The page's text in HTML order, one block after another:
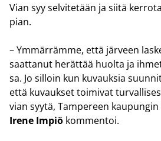
Vian syy sel­vi­te­tään ja siitä
pian.
– Ym­mär­räm­me, että jär­veen
saat­ta­nut he­rät­tää huol­ta ja
sa. Jo sil­loin kun ku­vauk­sia
että ku­vauk­set toi­mi­vat
vian syytä, Tam­pe­reen
Irene Impiö kom­men­toi.